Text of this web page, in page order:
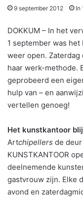
9 september 2012 In
DOKKUM – In het
1 september was
weer open.
haar werk-methode.
geprobeerd een
hulp van – en
vertellen genoeg!
Het kunstkantoor
Artchipellers de
KUNSTKANTOOR
deelnemende
gastvrouw zijn. Elke
avond en